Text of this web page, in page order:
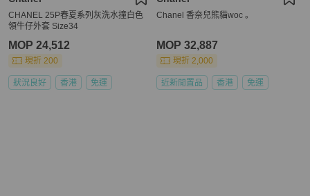
CHANEL 25P春夏系列灰洗水撞白色
領牛仔外套 Size34
MOP 24,512
現折 200
狀況良好 香港 免運
Chanel 香奈兒熊貓woc 。
MOP 32,887
現折 2,000
近新閒置品 香港 免運